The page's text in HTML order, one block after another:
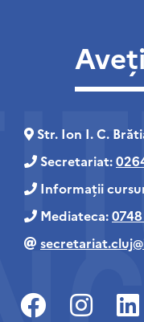
Str. Ion I. C.
Secretariat:
Informații
Mediateca: